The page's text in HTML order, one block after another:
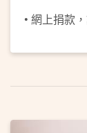
• 網上捐款